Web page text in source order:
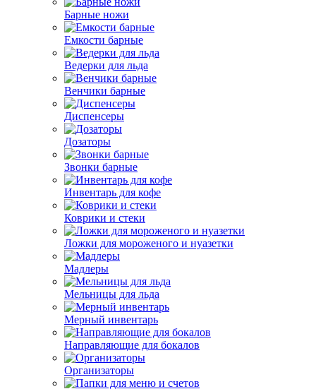
Барные ножи
Емкости барные
Ведерки для льда
Венчики барные
Диспенсеры
Дозаторы
Звонки барные
Инвентарь для кофе
Коврики и стеки
Ложки для мороженого и нуазетки
Мадлеры
Мельницы для льда
Мерный инвентарь
Направляющие для бокалов
Организаторы